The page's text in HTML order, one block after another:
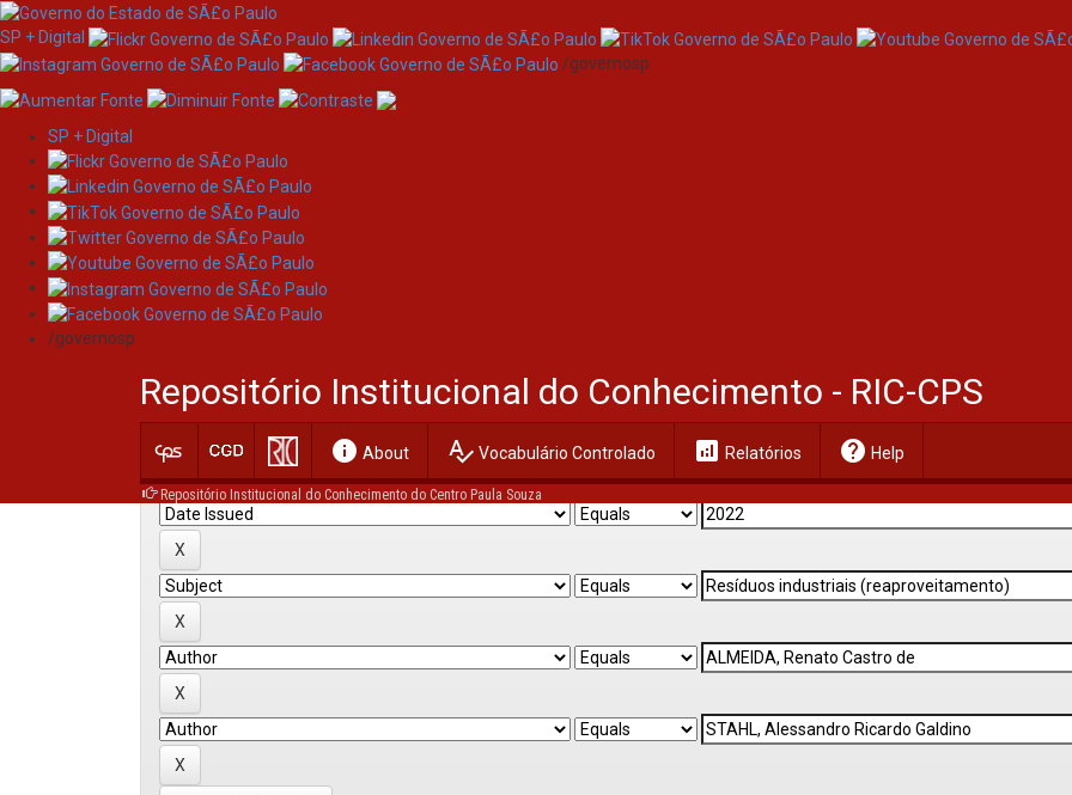
Skip
navigation
SP + Digital
/governosp
SP + Digital
/governosp
Repositório Institucional do Conhecimento - RIC-CPS
info About spellcheck Vocabulário Controlado analytics Relatórios help Help
Repositório Institucional do Conhecimento do Centro Paula Souza
Search
Current filters: